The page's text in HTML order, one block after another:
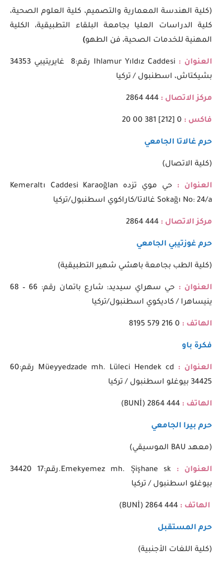
(كلية الهندسة المعمارية والتصميم، كلية العلوم الصحية،
كلية الدراسات العليا بجامعة البلقاء التطبيقية، الكلية
المهنية للخدمات الصحية، فن الطهو)
العنوان :
Ihlamur Yıldız Caddesi رقم:8 غايريتيبي 34353
بشيكتاش، اسطنبول / تركيا
مركز الاتصال : 444 2864
فاكس : 0 [212] 381 00 20
حرم غالاتا الجامعي
(كلية الاتصال)
العنوان :
حي موي تزده Kemeraltı Caddesi Karaoğlan
Sokağı No: 24/a غالاتا/كاراكوي اسطنبول/تركيا
مركز الاتصال : 444 2864
حرم غوزتيبي الجامعي
(كلية الطب بجامعة باهشي شهير التطبيقية)
العنوان :
حي سهراي سيديد: شارع باتمان رقم: 66 – 68
ينيساهرا / كاديكوي اسطنبول/تركيا
الهاتف : 0 216 579 8195
فكرة باو
العنوان :
Müeyyedzade mh. Lüleci Hendek cd رقم:60
34425 بيوغلو اسطنبول / تركيا
الهاتف :
حرم بيرا الجامعي
(معهد BAU الموسيقي)
العنوان :
Emekyemez mh. Şişhane sk.رقم:17 34420
بيوغلو اسطنبول / تركيا
الهاتف : 444 2864 (BUNİ)
حرم المستقبل
(كلية اللغات الأجنبية)